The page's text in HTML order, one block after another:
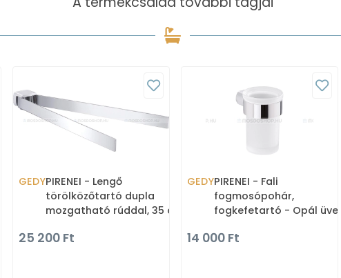
GEDYPIRENEI - Lengő
törölközőtartó dupla
mozgatható rúddal, 35 cm
25 200 Ft
GEDYPIRENEI - Fali
fogmosópohár,
fogkefetartó - Opál üveg,
14 000 Ft